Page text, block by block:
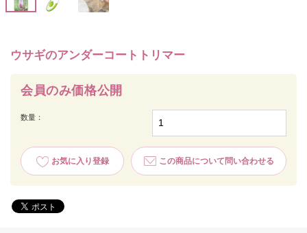
ウサギのアンダーコートトリマー
会員のみ価格公開
数量：
お気に入り登録 この商品について問い合わせる